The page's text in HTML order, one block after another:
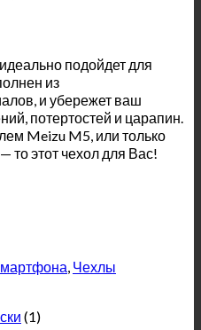
подойдет для
из
и убережет ваш
потертостей и царапин.
Meizu M5, или только
то этот чехол для Вас!
, Чехлы
(1)